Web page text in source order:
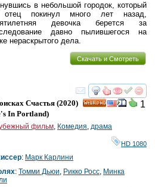
в небольшой городок, который
покинул много лет назад,
девочка берется за
давно пылившегося на
нераскрытого дела.
Скачать и Смотреть
смотреть
1
Счастья (2020)
In Portland)
фильм, Комедия, драма
HD 1080
: Марк Карлини
: Томми Дьюи, Рикко Росс, Минка